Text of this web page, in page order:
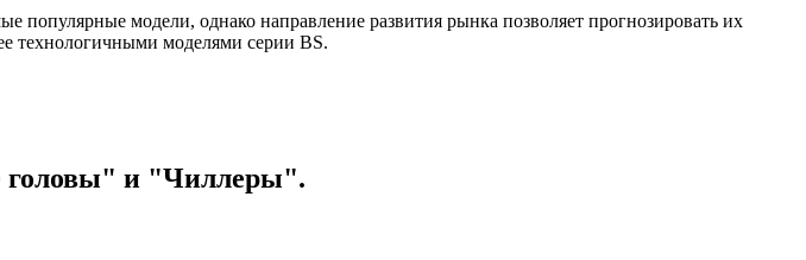
модели, однако направление развития рынка позволяет прогнозировать их
технологичными моделями серии BS.
головы" и "Чиллеры".